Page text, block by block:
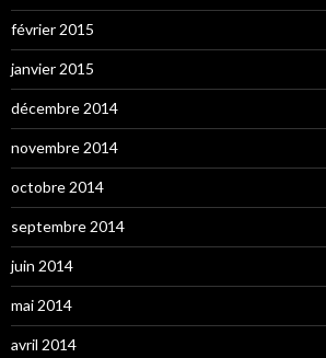
février 2015
janvier 2015
décembre 2014
novembre 2014
octobre 2014
septembre 2014
juin 2014
mai 2014
avril 2014